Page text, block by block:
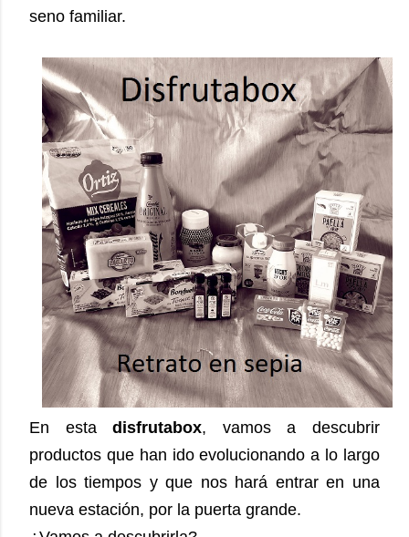
seno familiar.
En estadisfrutabox, vamos a descubrir
productos que han ido evolucionando a lo largo
de los tiempos y que nos hará entrar en una
nueva estación, por la puerta grande.